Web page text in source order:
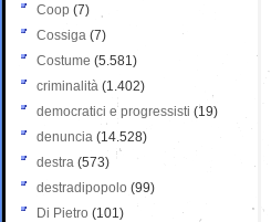
Coop (7)
Cossiga (7)
Costume (5.581)
criminalità (1.402)
democratici e progressisti (19)
denuncia (14.528)
destra (573)
destradipopolo (99)
Di Pietro (101)